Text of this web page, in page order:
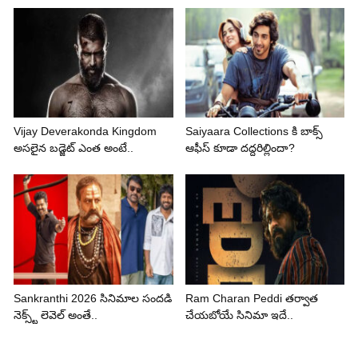
Vijay Deverakonda Kingdom
అసలైన బడ్జెట్ ఎంత అంటే..
Saiyaara Collections కి బాక్స్
ఆఫీస్ కూడా దద్దరిల్లిందా?
Sankranthi 2026 సినిమాల సందడి
నెక్స్ట్ లెవెల్ అంతే..
Ram Charan Peddi తర్వాత
చేయబోయే సినిమా ఇదే..